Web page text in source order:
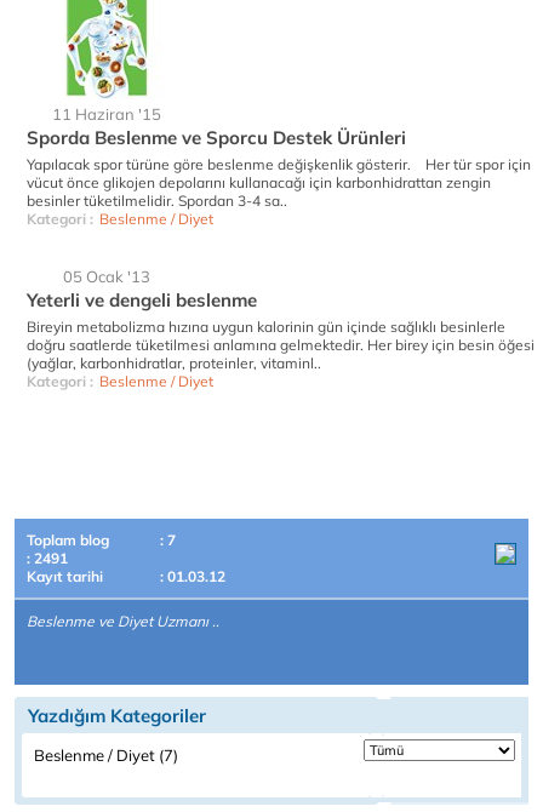
11 Haziran '15
Sporda Beslenme ve Sporcu Destek Ürünleri
Yapılacak spor türüne göre beslenme değişkenlik gösterir. Her tür spor için
vücut önce glikojen depolarını kullanacağı için karbonhidrattan zengin
besinler tüketilmelidir. Spordan 3-4 sa..
Kategori : Beslenme / Diyet
05 Ocak '13
Yeterli ve dengeli beslenme
Bireyin metabolizma hızına uygun kalorinin gün içinde sağlıklı besinlerle
doğru saatlerde tüketilmesi anlamına gelmektedir. Her birey için besin öğesi
(yağlar, karbonhidratlar, proteinler, vitaminl..
Kategori : Beslenme / Diyet
Toplam blog
: 7
: 2491
Kayıt tarihi
: 01.03.12
Beslenme ve Diyet Uzmanı ..
Yazdığım Kategoriler
Beslenme / Diyet (7)